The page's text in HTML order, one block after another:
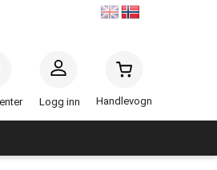
Logg inn Handlevogn